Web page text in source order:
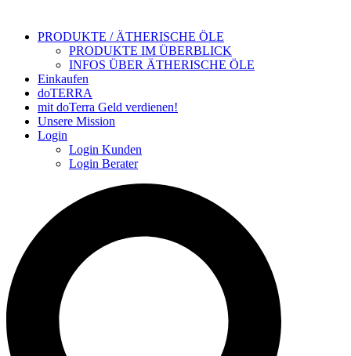
PRODUKTE / ÄTHERISCHE ÖLE
PRODUKTE IM ÜBERBLICK
INFOS ÜBER ÄTHERISCHE ÖLE
Einkaufen
doTERRA
mit doTerra Geld verdienen!
Unsere Mission
Login
Login Kunden
Login Berater